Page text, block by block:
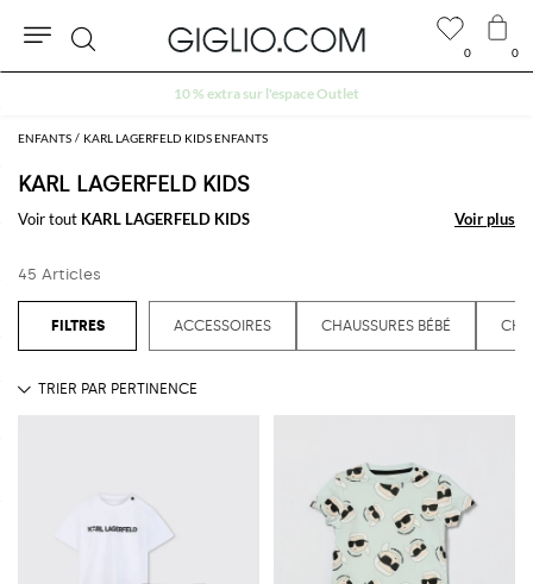
ENFANTS KARL LAGERFELD KIDS ENFANTS
KARL LAGERFELD KIDS
Voir tout KARL LAGERFELD KIDS Voir plus
Voir plus
45 Articles
ACCESSOIRES CHAUSSURES BÉBÉ
0 0
Rechercher
10 % extra sur l'espace Outlet